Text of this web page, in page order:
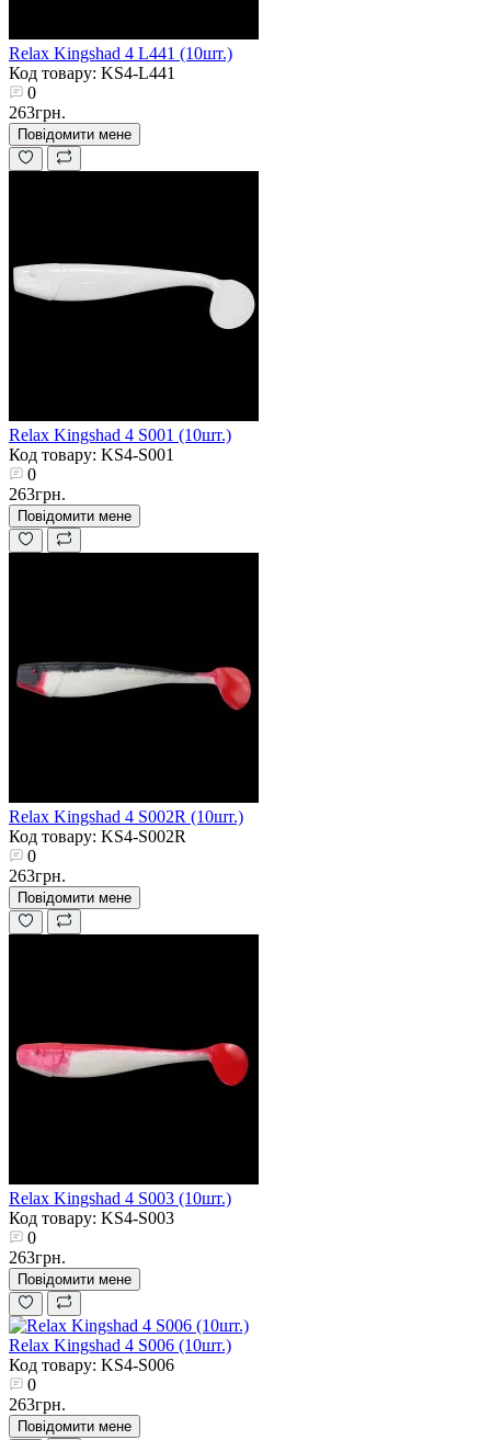
Relax Kingshad 4 L441 (10шт.)
Код товару: KS4-L441
0
263грн.
Повідомити мене
Relax Kingshad 4 S001 (10шт.)
Код товару: KS4-S001
0
263грн.
Повідомити мене
Relax Kingshad 4 S002R (10шт.)
Код товару: KS4-S002R
0
263грн.
Повідомити мене
Relax Kingshad 4 S003 (10шт.)
Код товару: KS4-S003
0
263грн.
Повідомити мене
Relax Kingshad 4 S006 (10шт.)
Код товару: KS4-S006
0
263грн.
Повідомити мене